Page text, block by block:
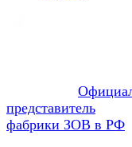
представитель
фабрики ЗОВ в РФ